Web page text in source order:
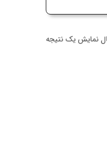
نمایش یک نتیجه